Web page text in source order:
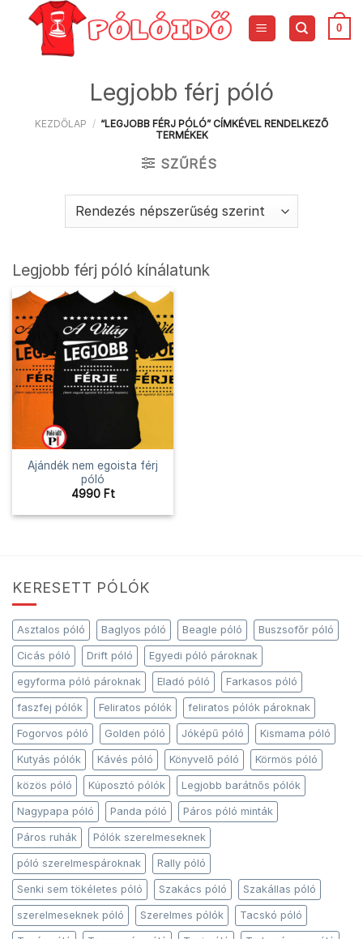
content
0
Legjobb férj póló
KEZDŐLAP / “LEGJOBB FÉRJ PÓLÓ” CÍMKÉVEL RENDELKEZŐ
TERMÉKEK
SZŰRÉS
Legjobb férj póló kínálatunk
Ajándék nem egoista férj
póló
4990 Ft
KERESETT PÓLÓK
Asztalos póló Baglyos póló Beagle póló Buszsofőr póló
Cicás póló Drift póló Egyedi póló pároknak
egyforma póló pároknak Eladó póló Farkasos póló
faszfej pólók Feliratos pólók feliratos pólók pároknak
Fogorvos póló Golden póló Jóképű póló Kismama póló
Kutyás pólók Kávés póló Könyvelő póló Körmös póló
közös póló Kúposztó pólók Legjobb barátnős pólók
Nagypapa póló Panda póló Páros póló minták
Páros ruhák Pólók szerelmeseknek
póló szerelmespároknak Rally póló
Senki sem tökéletes póló Szakács póló Szakállas póló
szerelmeseknek póló Szerelmes pólók Tacskó póló